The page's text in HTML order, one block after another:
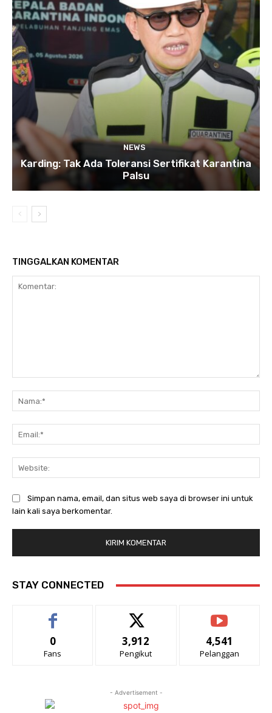
NEWS
Karding: Tak Ada Toleransi Sertifikat Karantina
Palsu
TINGGALKAN KOMENTAR
Simpan nama, email, dan situs web saya di browser ini untuk
lain kali saya berkomentar.
STAY CONNECTED
0
Fans
3,912
Pengikut
4,541
Pelanggan
- Advertisement -